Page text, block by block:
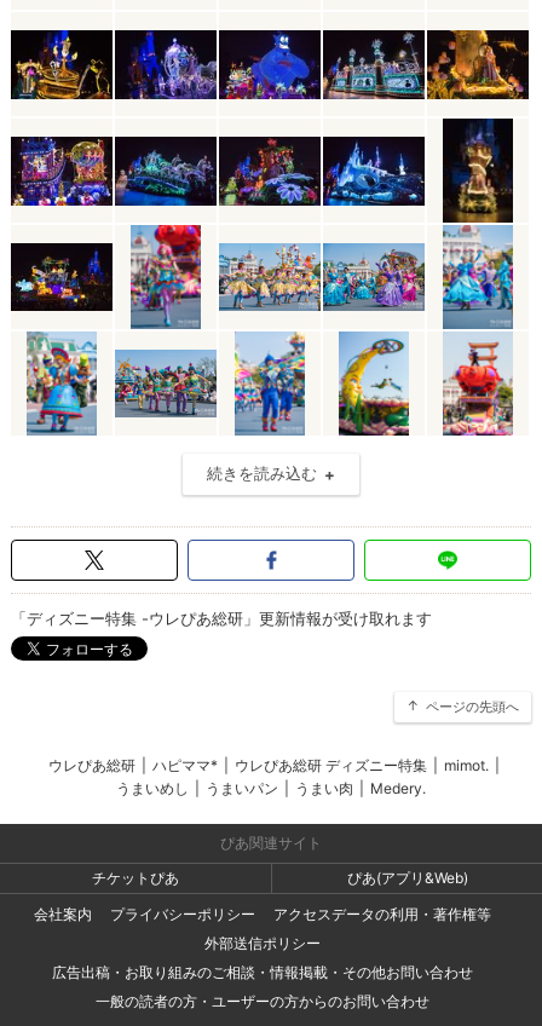
続きを読み込む
「ディズニー特集 -ウレぴあ総研」更新情報が受け取れます
ページの先頭へ
ウレぴあ総研 ハピママ* ウレぴあ総研 ディズニー特集 mimot.
うまいめし
うまいパン うまい肉 Medery.
ぴあ関連サイト
チケットぴあ
ぴあ(アプリ&Web)
会社案内
プライバシーポリシー
アクセスデータの利用・著作権等
外部送信ポリシー
広告出稿・お取り組みのご相談・情報掲載・その他お問い合わせ
一般の読者の方・ユーザーの方からのお問い合わせ